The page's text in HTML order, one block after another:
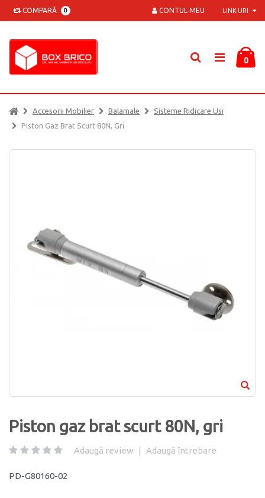
COMPARĂ 0 LINK-URI
CONTUL MEU
0
Accesorii Mobilier Balamale
Sisteme Ridicare Usi
Piston Gaz Brat Scurt 80N, Gri
Piston gaz brat scurt 80N, gri
Adaugă review | Adaugă întrebare
PD-G80160-02